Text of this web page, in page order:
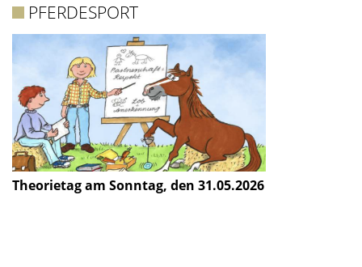
PFERDESPORT
Theorietag am Sonntag, den 31.05.2026